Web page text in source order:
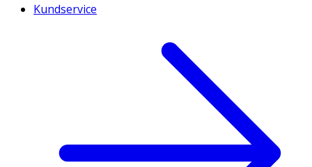
Kundservice